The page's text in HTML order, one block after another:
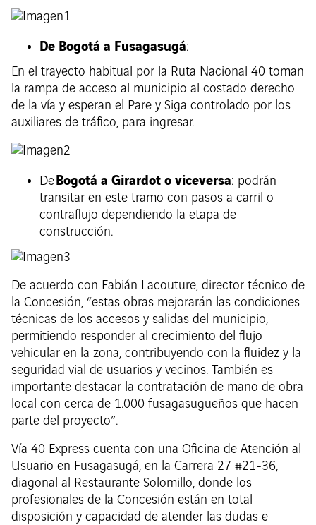
De Bogotá a Fusagasugá:
En el trayecto habitual por la Ruta Nacional 40 toman
la rampa de acceso al municipio al costado derecho
de la vía y esperan el Pare y Siga controlado por los
auxiliares de tráfico, para ingresar.
DeBogotá a Girardot o viceversa: podrán
transitar en este tramo con pasos a carril o
contraflujo dependiendo la etapa de
construcción.
De acuerdo con Fabián Lacouture, director técnico de
la Concesión, “estas obras mejorarán las condiciones
técnicas de los accesos y salidas del municipio,
permitiendo responder al crecimiento del flujo
vehicular en la zona, contribuyendo con la fluidez y la
seguridad vial de usuarios y vecinos. También es
importante destacar la contratación de mano de obra
local con cerca de 1.000 fusagasugueños que hacen
parte del proyecto”.
Vía 40 Express cuenta con una Oficina de Atención al
Usuario en Fusagasugá, en la Carrera 27 #21-36,
diagonal al Restaurante Solomillo, donde los
profesionales de la Concesión están en total
disposición y capacidad de atender las dudas e